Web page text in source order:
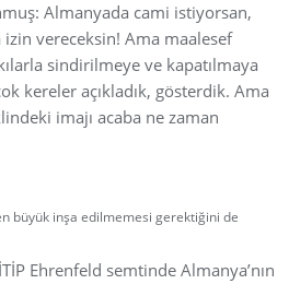
Almanyada cami istiyorsan,
izin vereceksin! Ama maalesef
sindirilmeye ve kapatılmaya
kereler açıkladık, gösterdik. Ama
imajı acaba ne zaman
büyük inşa edilmemesi gerektiğini de
Ehrenfeld semtinde Almanya’nın